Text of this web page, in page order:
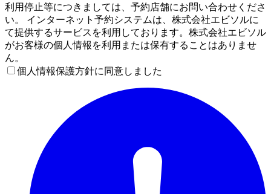
利用停止等につきましては、予約店舗にお問い合わせくださ
い。 インターネット予約システムは、株式会社エビソルに
て提供するサービスを利用しております。株式会社エビソル
がお客様の個人情報を利用または保有することはありませ
ん。
個人情報保護方針に同意しました